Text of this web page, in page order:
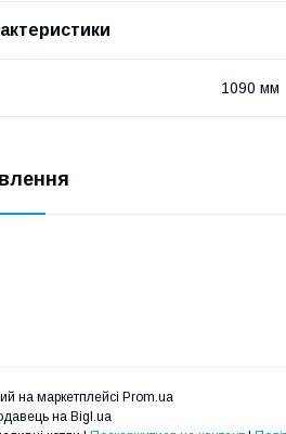
1090 мм
на маркетплейсі Prom.ua
на Bigl.ua